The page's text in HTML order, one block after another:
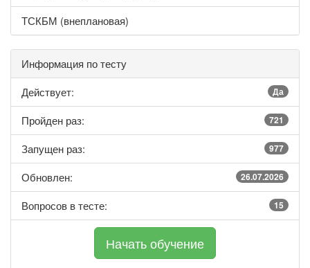
ТСКБМ (внеплановая)
Информация по тесту
Действует:
Да
Пройден раз: 721
Запущен раз: 977
Обновлен: 26.07.2026
Вопросов в тесте: 15